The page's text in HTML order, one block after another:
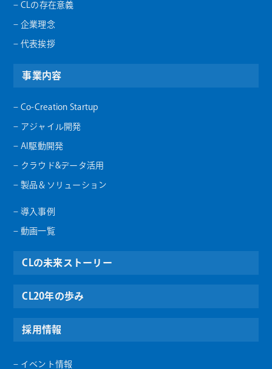
– CLの存在意義
– 企業理念
– 代表挨拶
事業内容
– Co-Creation Startup
– アジャイル開発
– AI駆動開発
– クラウド&データ活用
– 製品＆ソリューション
– 導入事例
– 動画一覧
CLの未来ストーリー
CL20年の歩み
採用情報
– イベント情報